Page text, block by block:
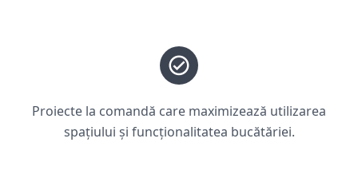
Proiecte la comandă care maximizează utilizarea
spațiului și funcționalitatea bucătăriei.